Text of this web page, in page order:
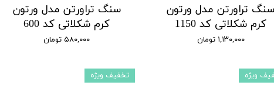
سنگ تراورتن مدل ورتون
کرم شکلاتی کد 1150
۱,۱۳۰,۰۰۰ تومان
سنگ‌ تراورتن مدل ورتون
کرم شکلاتی کد 600
۵۸۰,۰۰۰ تومان
ویژه تخفیف ویژه